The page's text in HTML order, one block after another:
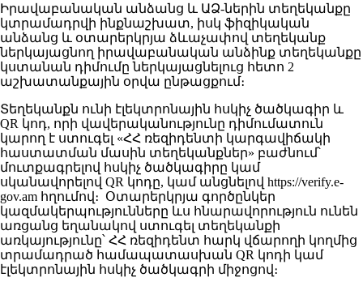
Իրավաբանական անձանց և ԱՁ-ներին տեղեկանքը
կտրամադրվի ինքնաշխատ, իսկ ֆիզիկական
անձանց և օտարերկրյա ձևաչափով տեղեկանք
ներկայացնող իրավաբանական անձինք տեղեկանքը
կստանան դիմումը ներկայացնելուց հետո 2
աշխատանքային օրվա ընթացքում։
Տեղեկանքն ունի էլեկտրոնային հսկիչ ծածկագիր և
QR կոդ, որի վավերականությունը դիմումատուն
կարող է ստուգել «ՀՀ ռեզիդենտի կարգավիճակի
հաստատման մասին տեղեկանքներ» բաժնում՝
մուտքագրելով հսկիչ ծածկագիրը կամ
սկանավորելով QR կոդը, կամ անցնելով https://verify.e-
gov.am հղումով։ Օտարերկրյա գործընկեր
կազմակերպությունները ևս հնարավորություն ունեն
առցանց եղանակով ստուգել տեղեկանքի
առկայությունը՝ ՀՀ ռեզիդենտ հարկ վճարողի կողմից
տրամադրած համապատասխան QR կոդի կամ
էլեկտրոնային հսկիչ ծածկագրի միջոցով։